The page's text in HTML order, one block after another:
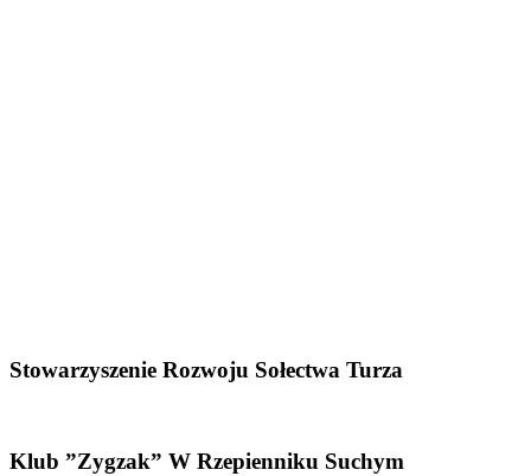
Stowarzyszenie Rozwoju Sołectwa Turza
Klub ”Zygzak” W Rzepienniku Suchym